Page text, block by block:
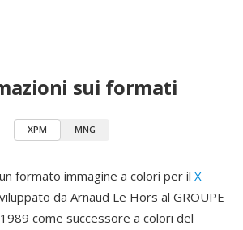
sui formati
XPM MNG
formato immagine a colori per il X
da Arnaud Le Hors al GROUPE
come successore a colori del